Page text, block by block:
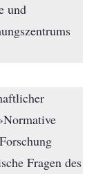
und
Fragen des